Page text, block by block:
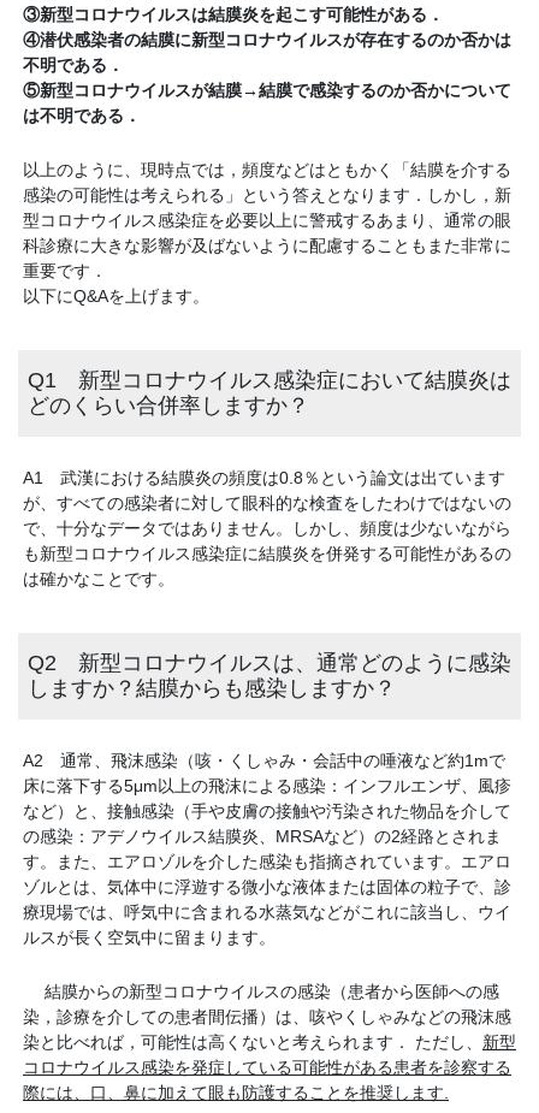
③新型コロナウイルスは結膜炎を起こす可能性がある．
④潜伏感染者の結膜に新型コロナウイルスが存在するのか否かは
不明である．
⑤新型コロナウイルスが結膜→結膜で感染するのか否かについて
は不明である．
以上のように、現時点では，頻度などはともかく「結膜を介する
感染の可能性は考えられる」という答えとなります．しかし，新
型コロナウイルス感染症を必要以上に警戒するあまり、通常の眼
科診療に大きな影響が及ばないように配慮することもまた非常に
重要です．
以下にQ&Aを上げます。
Q1 新型コロナウイルス感染症において結膜炎は
どのくらい合併率しますか？
A1 武漢における結膜炎の頻度は0.8％という論文は出ています
が、すべての感染者に対して眼科的な検査をしたわけではないの
で、十分なデータではありません。しかし、頻度は少ないながら
も新型コロナウイルス感染症に結膜炎を併発する可能性があるの
は確かなことです。
Q2 新型コロナウイルスは、通常どのように感染
しますか？結膜からも感染しますか？
A2 通常、飛沫感染（咳・くしゃみ・会話中の唾液など約1mで
床に落下する5μm以上の飛沫による感染：インフルエンザ、風疹
など）と、接触感染（手や皮膚の接触や汚染された物品を介して
の感染：アデノウイルス結膜炎、MRSAなど）の2経路とされま
す。また、エアロゾルを介した感染も指摘されています。エアロ
ゾルとは、気体中に浮遊する微小な液体または固体の粒子で、診
療現場では、呼気中に含まれる水蒸気などがこれに該当し、ウイ
ルスが長く空気中に留まります。
結膜からの新型コロナウイルスの感染（患者から医師への感
染，診療を介しての患者間伝播）は、咳やくしゃみなどの飛沫感
染と比べれば，可能性は高くないと考えられます． ただし、 新型
コロナウイルス感染を発症している可能性がある患者を診察する
際には、口、鼻に加えて眼も防護することを推奨します.